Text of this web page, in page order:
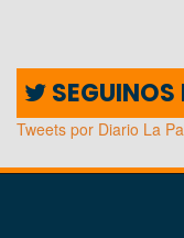
SEGUINOS
Tweets por Diario La